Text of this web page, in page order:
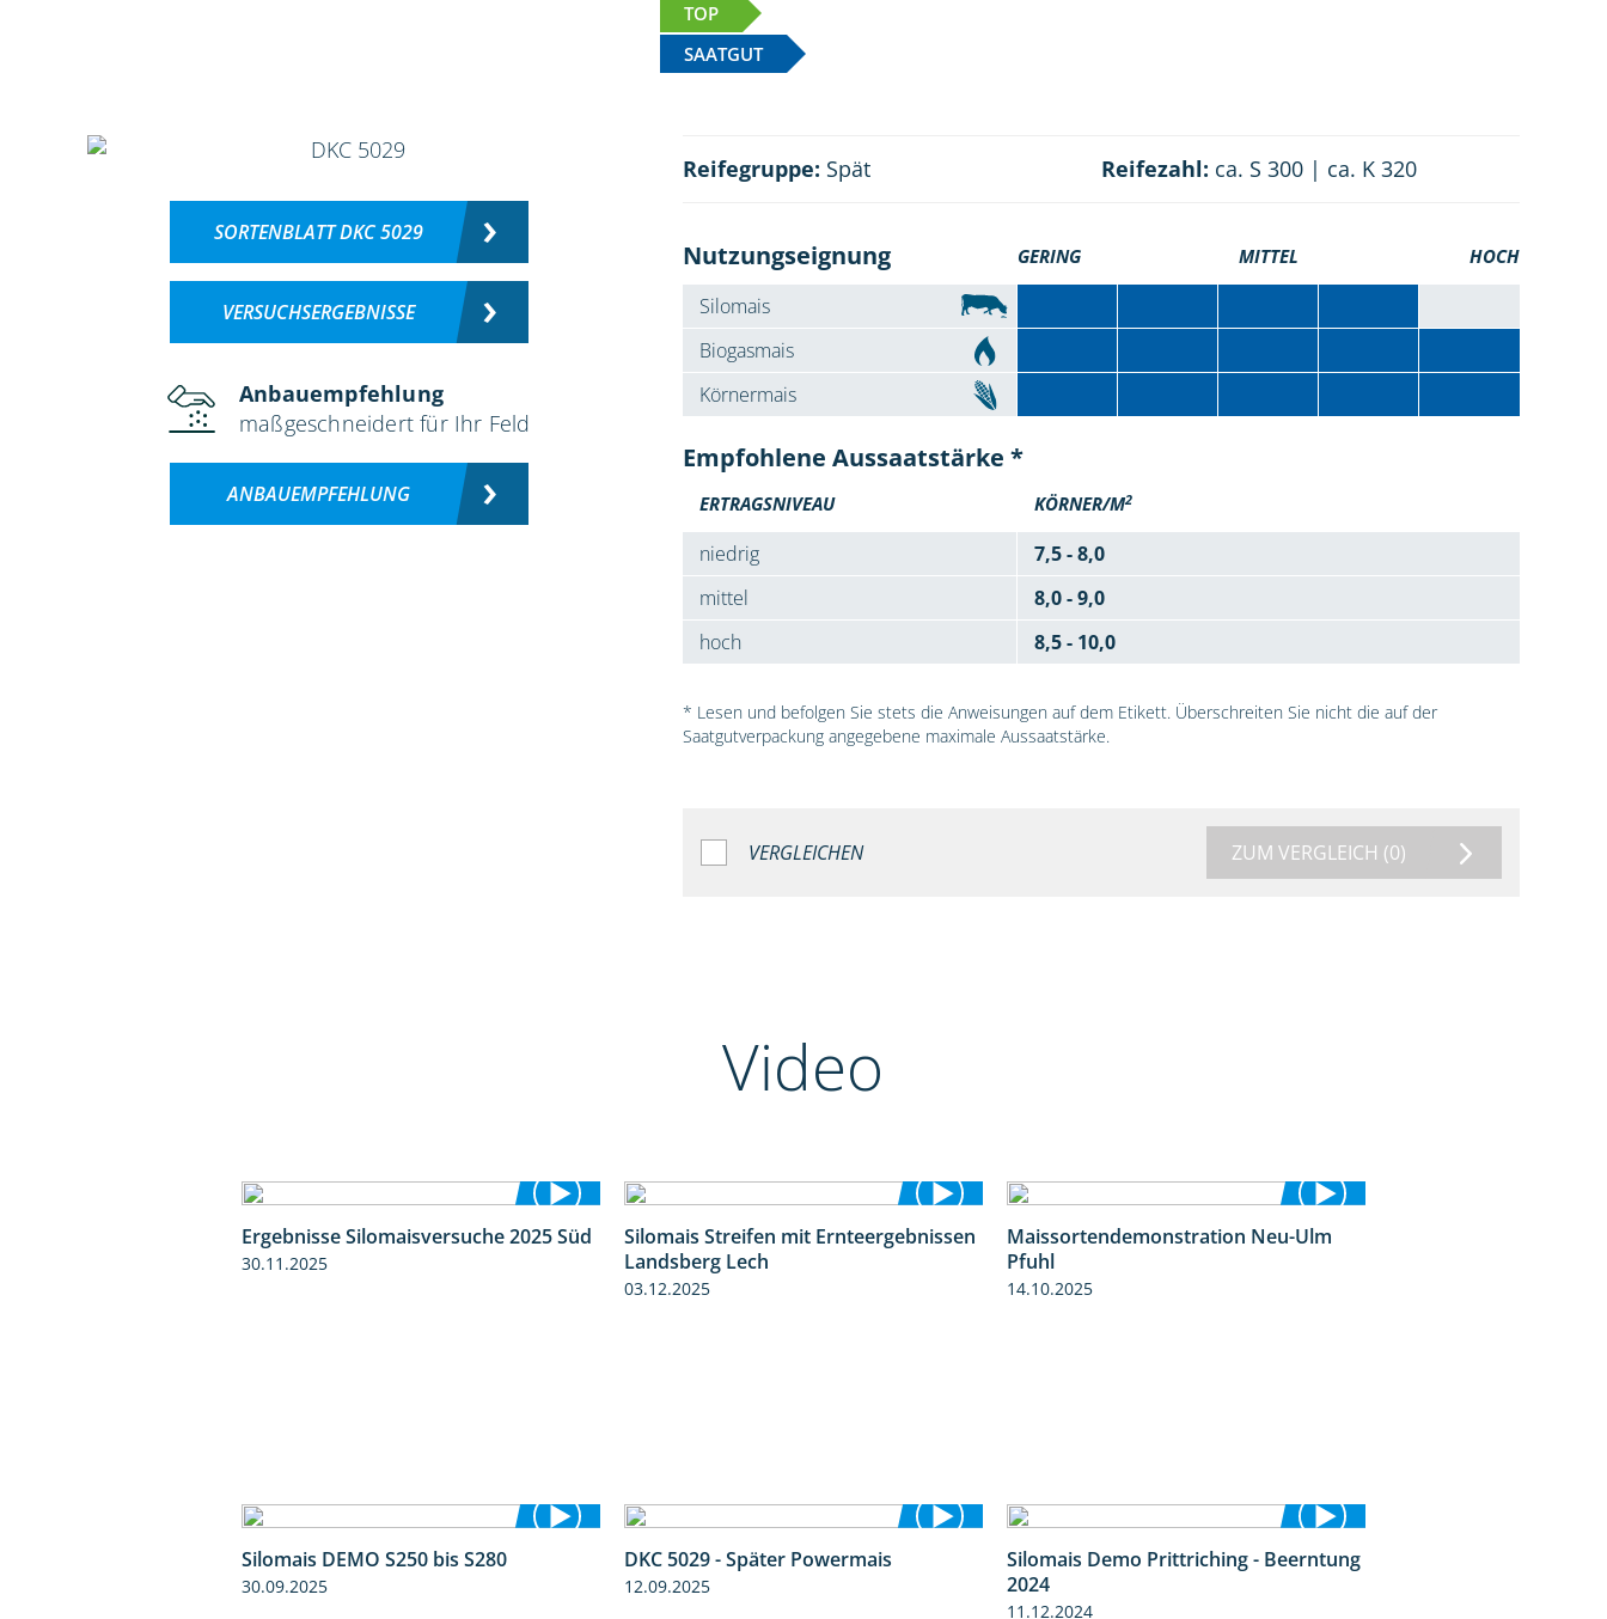
TOP
SAATGUT
SORTENBLATT DKC 5029
VERSUCHSERGEBNISSE
Anbauempfehlung
maßgeschneidert für Ihr Feld
ANBAUEMPFEHLUNG
Reifegruppe: Spät Reifezahl: ca. S 300 | ca. K 320
Nutzungseignung GERING MITTEL HOCH
Silomais
Biogasmais
Körnermais
Empfohlene Aussaatstärke *
ERTRAGSNIVEAU KÖRNER/M2
niedrig
7,5 - 8,0
mittel
8,0 - 9,0
hoch
8,5 - 10,0
* Lesen und befolgen Sie stets die Anweisungen auf dem Etikett. Überschreiten Sie nicht die auf der
Saatgutverpackung angegebene maximale Aussaatstärke.
VERGLEICHEN ZUM VERGLEICH (0)
Video
5:36
Ergebnisse Silomaisversuche 2025 Süd
30.11.2025
11:01
Silomais Streifen mit Ernteergebnissen
Landsberg Lech
03.12.2025
7:10
Maissortendemonstration Neu-Ulm
Pfuhl
14.10.2025
Silomais DEMO S250 bis S280
30.09.2025
DKC 5029 - Später Powermais
12.09.2025
12:28
Silomais Demo Prittriching - Beerntung
2024
11.12.2024